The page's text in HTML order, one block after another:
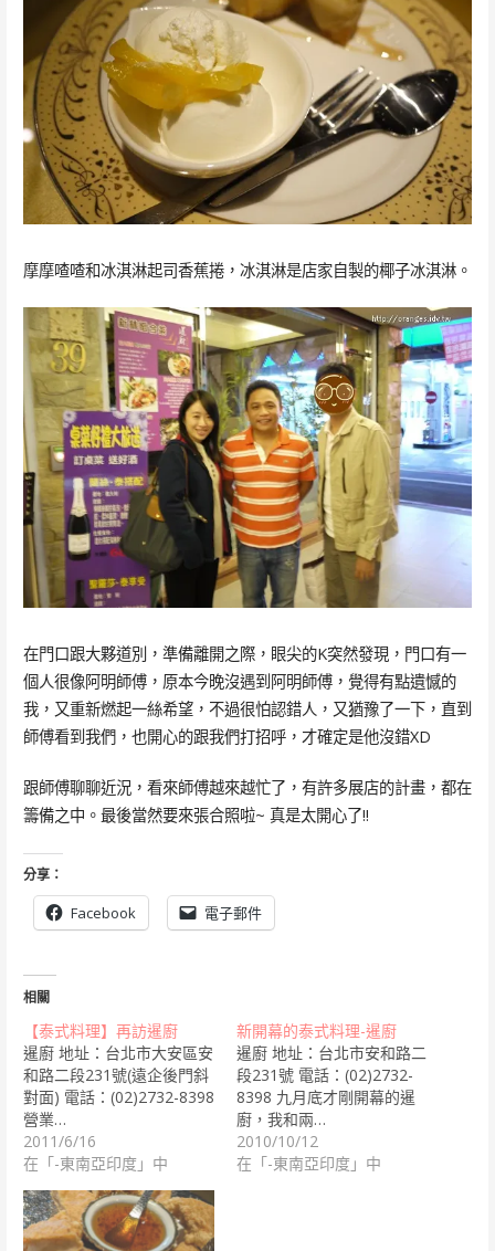
摩摩喳喳和冰淇淋起司香蕉捲，冰淇淋是店家自製的椰子冰淇淋。
在門口跟大夥道別，準備離開之際，眼尖的K突然發現，門口有一
個人很像阿明師傅，原本今晚沒遇到阿明師傅，覺得有點遺憾的
我，又重新燃起一絲希望，不過很怕認錯人，又猶豫了一下，直到
師傅看到我們，也開心的跟我們打招呼，才確定是他沒錯XD
跟師傅聊聊近況，看來師傅越來越忙了，有許多展店的計畫，都在
籌備之中。最後當然要來張合照啦~ 真是太開心了!!
分享：
Facebook 電子郵件
相關
【泰式料理】再訪暹廚
暹廚 地址：台北市大安區安
和路二段231號(遠企後門斜
對面) 電話：(02)2732-8398
營業…
2011/6/16
在「-東南亞印度」中
新開幕的泰式料理-暹廚
暹廚 地址：台北市安和路二
段231號 電話：(02)2732-
8398 九月底才剛開幕的暹
廚，我和兩…
2010/10/12
在「-東南亞印度」中